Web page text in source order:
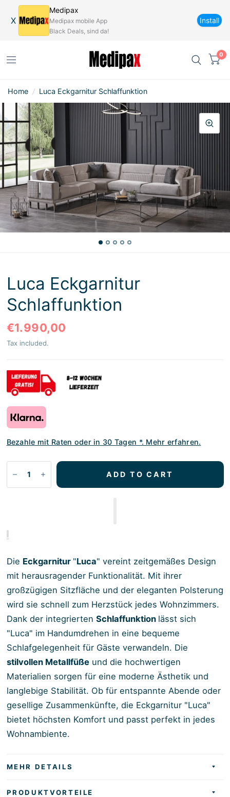
X
Medipax
Medipax mobile App
Black Deals, sind da!
Install
0
Home / Luca Eckgarnitur Schlaffunktion
Luca Eckgarnitur
Schlaffunktion
€1.990,00
Tax included.
Bezahle mit Raten oder in 30 Tagen *. Mehr erfahren.
ADD TO CART
Die Eckgarnitur "Luca" vereint zeitgemäßes Design
mit herausragender Funktionalität. Mit ihrer
großzügigen Sitzfläche und der eleganten Polsterung
wird sie schnell zum Herzstück jedes Wohnzimmers.
Dank der integrierten Schlaffunktion lässt sich
"Luca" im Handumdrehen in eine bequeme
Schlafgelegenheit für Gäste verwandeln. Die
stilvollen Metallfüßeund die hochwertigen
Materialien sorgen für eine moderne Ästhetik und
langlebige Stabilität. Ob für entspannte Abende oder
gesellige Zusammenkünfte, die Eckgarnitur "Luca"
bietet höchsten Komfort und passt perfekt in jedes
Wohnambiente.
MEHR DETAILS
PRODUKTVORTEILE